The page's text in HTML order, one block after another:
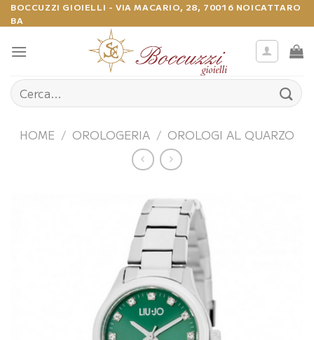
Salta
ai
contenuti
BOCCUZZI GIOIELLI - VIA MACARIO, 28, 70016 NOICATTARO
BA
Cerca:
HOME / OROLOGERIA / OROLOGI AL QUARZO